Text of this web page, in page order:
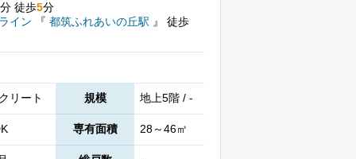
分 徒歩5分
イン
『 都筑ふれあいの丘駅 』 徒歩
リート 規模 地上5階 / -
専有面積 28～46㎡